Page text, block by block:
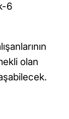
6
olan